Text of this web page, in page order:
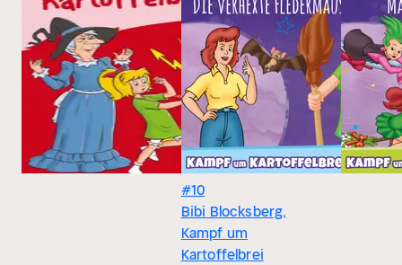
#10
Bibi Blocksberg,
Kampf um
Kartoffelbrei